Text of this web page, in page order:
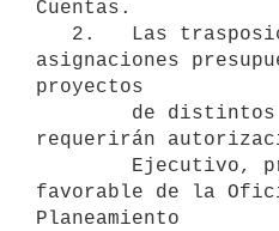
Cuentas.
asignaciones
proyectos
requerirán
favorable de la
Planeamiento